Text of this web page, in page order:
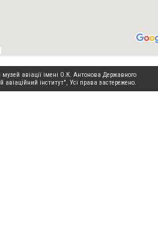
авіації імені О.К. Антонова Державного
авіаційний інститут", Усі права застережено.